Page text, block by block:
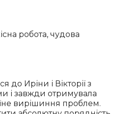
робота, чудова
до Иріни і Вікторії з
і завжди отримувала
вирішиння проблем.